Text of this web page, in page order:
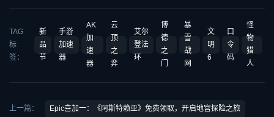
TAG
标
签：
新
品
节
手游
加速
器
AK
加
速
器
云
顶
之
弈
艾尔
登法
环
博
德
之
门
暴
雪
战
网
文
明
6
口
令
码
怪
物
猎
人
上一篇： Epic喜加一：《阿斯特赖亚》免费领取，开启地宫探险之旅